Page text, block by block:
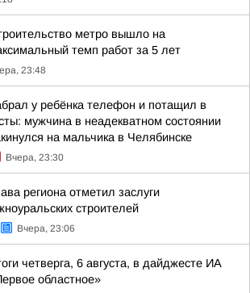
метро вышло на
темп работ за 5 лет
23:48
у ребёнка телефон и потащил в
мужчина в неадекватном состоянии
на мальчика в Челябинске
Вчера, 23:30
региона отметил заслуги
строителей
Вчера, 23:06
четверга, 6 августа, в дайджесте ИА
областное»